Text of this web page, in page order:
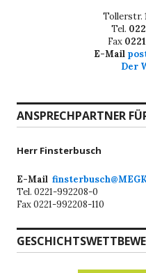
Tollerstr.
Tel.
Fax
E-Mail
Der
ANSPRECHPARTNER
Herr Finsterbusch
E-Mail
Tel. 0221-992208-0
Fax 0221-992208-110